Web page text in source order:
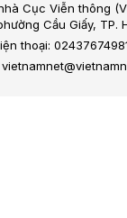
Cục Viễn thông
Cầu Giấy, TP.
thoại: